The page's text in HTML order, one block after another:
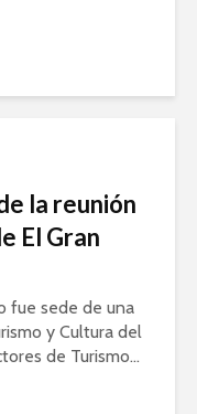
la reunión
El Gran
fue sede de una
y Cultura del
de Turismo...